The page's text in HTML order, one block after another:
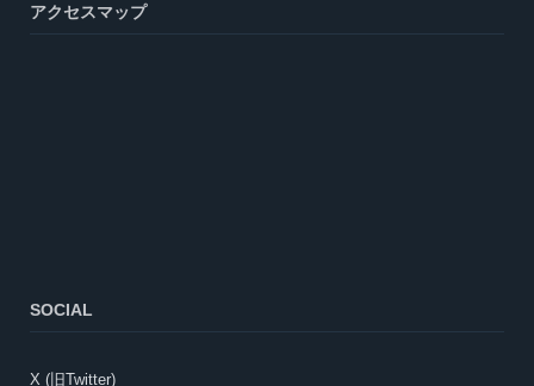
アクセスマップ
SOCIAL
X (旧Twitter)